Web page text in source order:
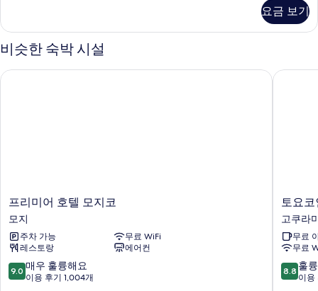
두
보
기
연
자
세
보
요금 보기
비슷한 숙박 시설
프
리
미
어
호
텔
모
프리미어 호텔 모지코
모지
주차 가능
무료 WiFi
레스토랑
에어컨
10
점
9.0 매우 훌륭해요
이용 후기 1,004개
프리미어 호텔 모지코
토
요
코
인
기
타
구
토요
고쿠라
무료
무료
10
점
8.8 훌
이용
토요코